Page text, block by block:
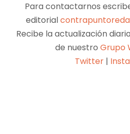
Para contactarnos
editorial
Recibe la actualización
de nuestro Grupo
Twitter |